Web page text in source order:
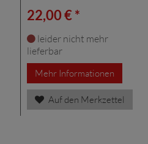
22,00 € *
leider nicht mehr
lieferbar
Mehr Informationen
Auf den Merkzettel